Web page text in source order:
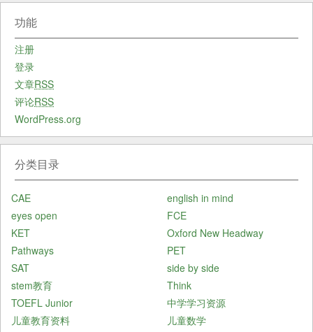
功能
注册
登录
文章RSS
评论RSS
WordPress.org
分类目录
CAE
english in mind
eyes open
FCE
KET
Oxford New Headway
Pathways
PET
SAT
side by side
stem教育
Think
TOEFL Junior
中学学习资源
儿童教育资料
儿童数学